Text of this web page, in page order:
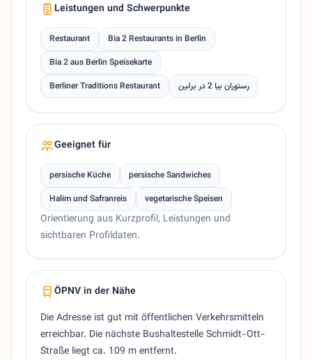
Leistungen und Schwerpunkte
Restaurant
Bia 2 Restaurants in Berlin
Bia 2 aus Berlin Speisekarte
Berliner Traditions Restaurant
رستوران بیا 2 در برلین
Geeignet für
persische Küche
persische Sandwiches
Halim und Safranreis
vegetarische Speisen
Orientierung aus Kurzprofil, Leistungen und
sichtbaren Profildaten.
ÖPNV in der Nähe
Die Adresse ist gut mit öffentlichen Verkehrsmitteln
erreichbar. Die nächste Bushaltestelle Schmidt-Ott-
Straße liegt ca. 109 m entfernt.